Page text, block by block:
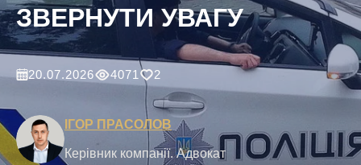
ЗВЕРНУТИ УВАГУ
20.07.2026 4071 2
ІГОР ПРАСОЛОВ
Керівник компанії. Адвокат